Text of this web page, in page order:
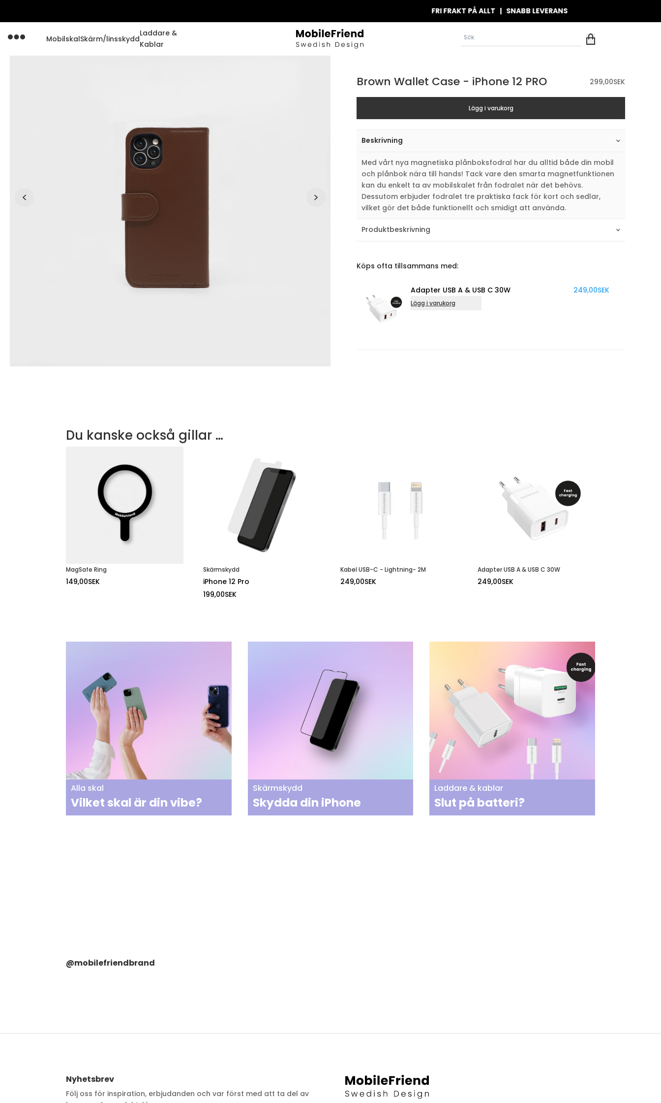
FRI FRAKT PÅ ALLT | SNABB LEVERANS
MobilskalSkärm/linsskydd
Laddare &
Kablar
Brown Wallet Case - iPhone 12 PRO 299,00SEK
Lägg i varukorg
Beskrivning
Med vårt nya magnetiska plånboksfodral har du alltid både din mobil
och plånbok nära till hands! Tack vare den smarta magnetfunktionen
kan du enkelt ta av mobilskalet från fodralet när det behövs.
Dessutom erbjuder fodralet tre praktiska fack för kort och sedlar,
vilket gör det både funktionellt och smidigt att använda.
Produktbeskrivning
Köps ofta tillsammans med:
Adapter USB A & USB C 30W
Lägg i varukorg
SEK
Du kanske också gillar …
MagSafe Ring
149,00SEK
Skärmskydd
iPhone 12 Pro
199,00SEK
Kabel USB-C - Lightning- 2M
249,00SEK
Adapter USB A & USB C 30W
249,00SEK
Alla skal
Vilket skal är din vibe?
Skärmskydd
Skydda din iPhone
Laddare & kablar
Slut på batteri?
@mobilefriendbrand
Nyhetsbrev
Följ oss för inspiration, erbjudanden och var först med att ta del av